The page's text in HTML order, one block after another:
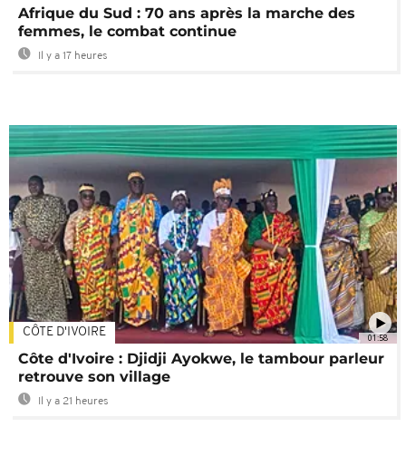
Afrique du Sud : 70 ans après la marche des
femmes, le combat continue
Il y a 17 heures
01:58
CÔTE D'IVOIRE
Côte d'Ivoire : Djidji Ayokwe, le tambour parleur
retrouve son village
Il y a 21 heures